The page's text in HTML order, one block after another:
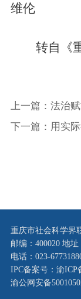
维伦
转自《
上一篇：法治
下一篇：用实
重庆市社会科学界
邮编：400020 地
电话：023-
IPC备案号：渝ICP
渝公网安备